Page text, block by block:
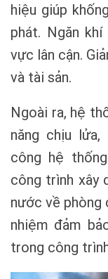
hiệu giúp
phát. Ngăn
vực lân cận.
và tài sản.
Ngoài ra, hệ
năng chịu
công hệ
công trình xây
nước về phòng
nhiệm đảm
trong công